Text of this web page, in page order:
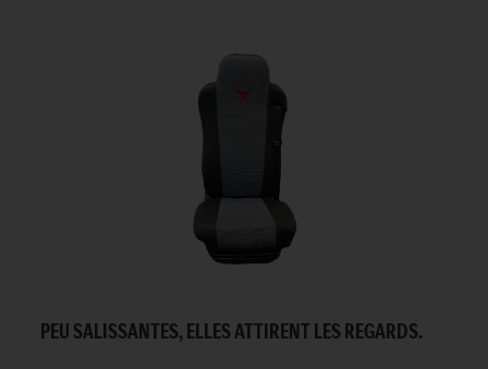
PEU SALISSANTES, ELLES ATTIRENT LES REGARDS.